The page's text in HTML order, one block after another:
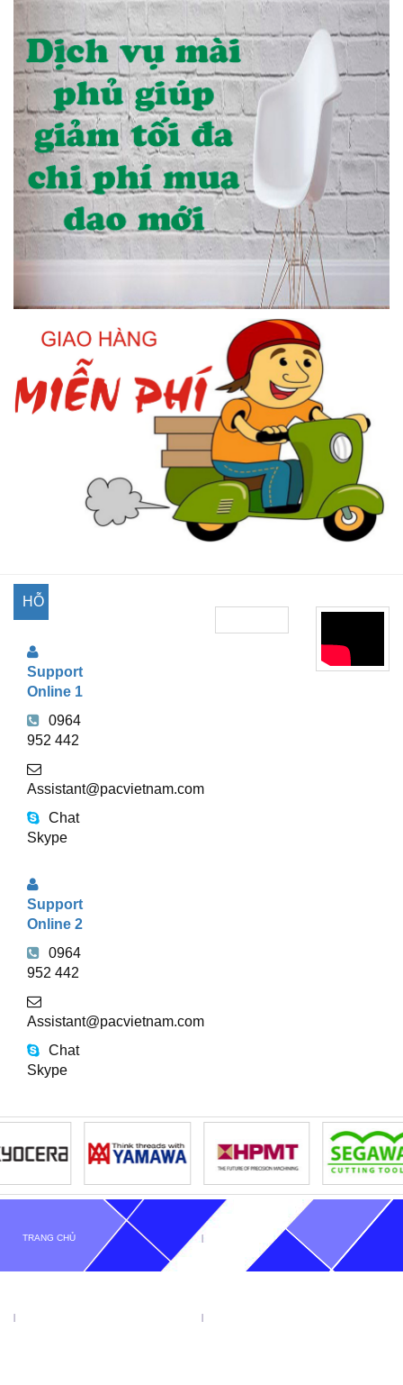
HỖ
TRỰC
Support
Online 1
0964
952 442
Assistant@pacvietnam.com
Chat
Skype
Support
Online 2
0964
952 442
Assistant@pacvietnam.com
Chat
Skype
TRANG CHỦ